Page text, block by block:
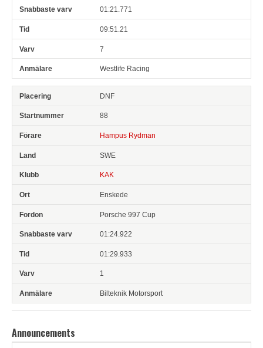
01:21.771
09:51.21
7
Westlife Racing
DNF
88
Hampus Rydman
SWE
KAK
Enskede
Porsche 997 Cup
01:24.922
01:29.933
1
Bilteknik Motorsport
Announcements